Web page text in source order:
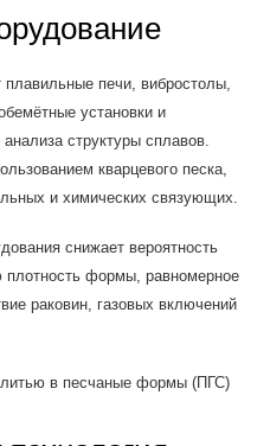
печи, вибростолы,
установки и
структуры сплавов.
кварцевого песка,
и химических связующих.
снижает вероятность
плотность формы, равномерное
раковин, газовых включений